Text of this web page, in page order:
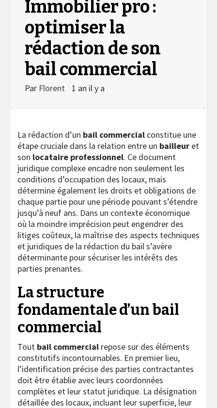
Immobilier pro :
optimiser la
rédaction de son
bail commercial
Par Florent 1 an il y a
La rédaction d’un bail commercial constitue une
étape cruciale dans la relation entre un bailleur et
son locataire professionnel. Ce document
juridique complexe encadre non seulement les
conditions d’occupation des locaux, mais
détermine également les droits et obligations de
chaque partie pour une période pouvant s’étendre
jusqu’à neuf ans. Dans un contexte économique
où la moindre imprécision peut engendrer des
litiges coûteux, la maîtrise des aspects techniques
et juridiques de la rédaction du bail s’avère
déterminante pour sécuriser les intérêts des
parties prenantes.
La structure
fondamentale d’un bail
commercial
Tout bail commercial repose sur des éléments
constitutifs incontournables. En premier lieu,
l’identification précise des parties contractantes
doit être établie avec leurs coordonnées
complètes et leur statut juridique. La désignation
détaillée des locaux, incluant leur superficie, leur